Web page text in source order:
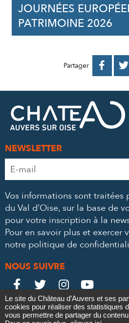
JOURNÉES
PATRIMOINE 2026
Partager  
NEWSLETTER
Adresse
e-
*
Vos informations sont traitées
du Val d’Oise, sur la base de
pour votre inscription à la
Pour en savoir plus et exercer
notre politique de
NOUS SUIVRE
Le
Château

Le
Château

Le
Château

Le
Château

Mentions légales Politique de
Le site du Château d’Auvers et ses
cookies pour réaliser des statistiques
vous permettre de partager du